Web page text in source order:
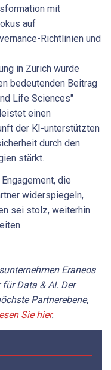
mit
auf
Richtlinien und
in Zürich wurde
bedeutenden Beitrag
Life Sciences"
einen
der KI-unterstützten
durch den
stärkt.
die
widerspiegeln,
sei stolz, weiterhin
Eraneos
Data & AI. Der
Partnerebene,
Sie hier.